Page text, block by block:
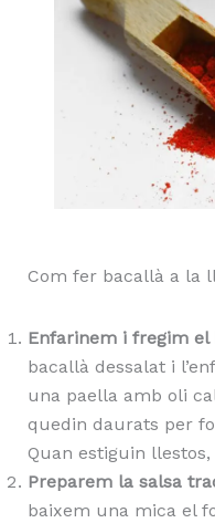
Com fer bacallà a la
Enfarinem i fregim el
bacallà dessalat i
una paella amb oli
quedin daurats per
Quan estiguin
Preparem la salsa
baixem una mica el